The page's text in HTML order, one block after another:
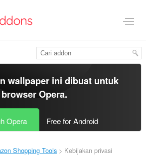
wallpaper ini dibuat untuk
browser Opera.
Opera Free for Android
Shopping Tools‎ Kebijakan privasi